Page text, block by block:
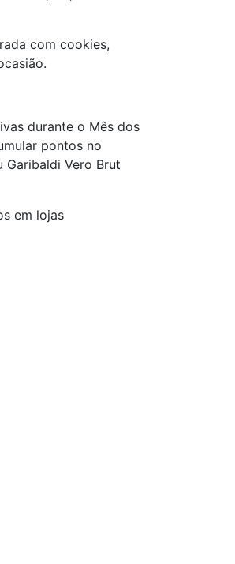
com cookies,
durante o Mês dos
pontos no
Vero Brut
em lojas